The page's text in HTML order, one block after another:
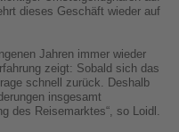
dieses Geschäft wieder auf
Jahren immer wieder
zeigt: Sobald sich das
schnell zurück. Deshalb
insgesamt
des Reisemarktes“, so Loidl.